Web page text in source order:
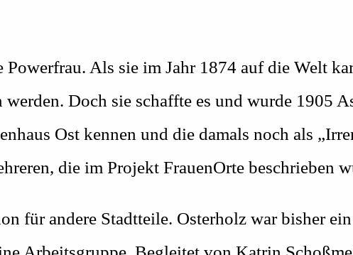
Powerfrau. Als sie im Jahr 1874 auf die Welt
Doch sie schaffte es und wurde 1905
Ost kennen und die damals noch als
die im Projekt FrauenOrte beschrieben
für andere Stadtteile. Osterholz war bisher